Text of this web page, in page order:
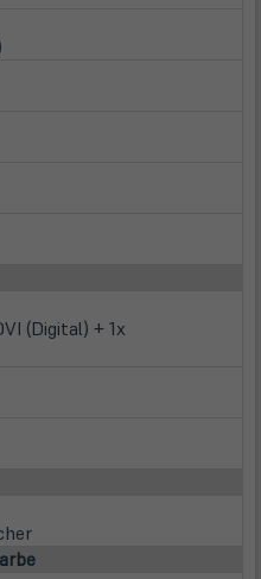
(Digital) + 1x